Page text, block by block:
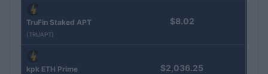
TruFin Staked APT
(TRUAPT)
$8.02
kpk ETH Prime $2,036.25